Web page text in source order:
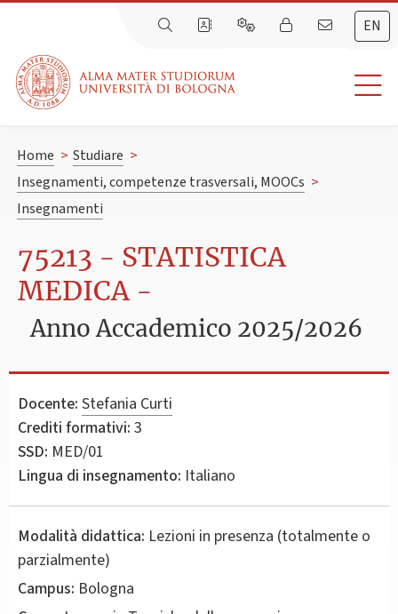
EN
Home > Studiare >
Insegnamenti, competenze trasversali, MOOCs >
Insegnamenti
75213 - STATISTICA
MEDICA -
Anno Accademico 2025/2026
Docente: Stefania Curti
Crediti formativi: 3
SSD: MED/01
Lingua di insegnamento: Italiano
Modalità didattica: Lezioni in presenza (totalmente o
parzialmente)
Campus: Bologna